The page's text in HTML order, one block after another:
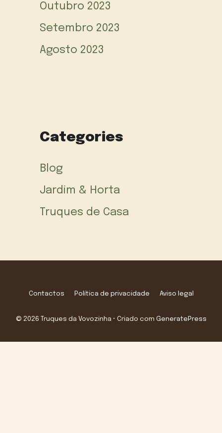
Outubro 2023
Setembro 2023
Agosto 2023
Categories
Blog
Jardim & Horta
Truques de Casa
Contactos Política de privacidade Aviso legal
© 2026 Truques da Vovozinha • Criado com GeneratePress